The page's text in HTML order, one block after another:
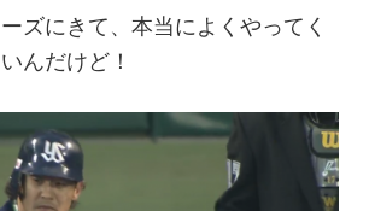
ズにきて、本当によくやってく
んだけど！